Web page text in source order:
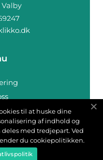
oss
til at huske dine
af indhold og
med tredjepart. Ved
du cookiepolitikken.